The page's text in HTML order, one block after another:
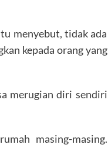
menyebut, tidak ada
kepada orang yang
merugian diri sendiri
masing-masing.